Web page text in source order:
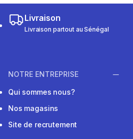
Livraison
Livraison partout au Sénégal
NOTRE ENTREPRISE
Qui sommes nous?
Nos magasins
Site de recrutement